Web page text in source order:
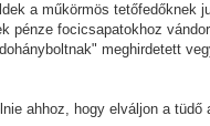
a műkörmös tetőfedőknek
pénze focicsapatokhoz
meghirdetett
ahhoz, hogy elváljon a tüdő